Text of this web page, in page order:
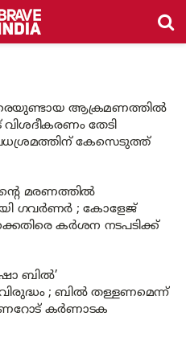
ആക്രമണത്തിൽ
വിശദീകരണം തേടി
കേസെടുത്ത്
മരണത്തിൽ
ഗവർണർ ; കോളേജ്
കർശന നടപടിക്ക്
ബിൽ’
; ബിൽ തള്ളണമെന്ന്
കർണാടക